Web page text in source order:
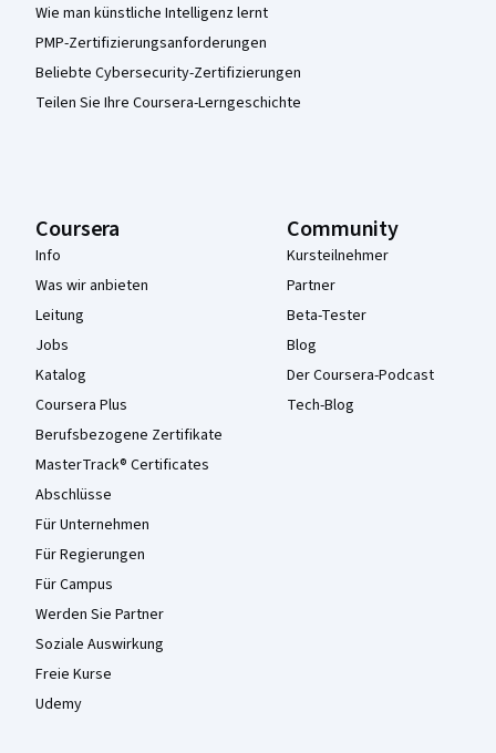
Wie man künstliche Intelligenz lernt
PMP-Zertifizierungsanforderungen
Beliebte Cybersecurity-Zertifizierungen
Teilen Sie Ihre Coursera-Lerngeschichte
Coursera
Info
Was wir anbieten
Leitung
Jobs
Katalog
Coursera Plus
Berufsbezogene Zertifikate
MasterTrack® Certificates
Abschlüsse
Für Unternehmen
Für Regierungen
Für Campus
Werden Sie Partner
Soziale Auswirkung
Freie Kurse
Udemy
Community
Kursteilnehmer
Partner
Beta-Tester
Blog
Der Coursera-Podcast
Tech-Blog